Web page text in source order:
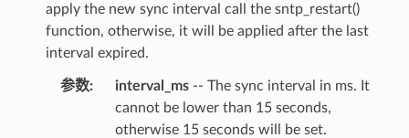
apply the new sync interval call the sntp_restart()
function, otherwise, it will be applied after the last
interval expired.
参数 interval_ms-- The sync interval in ms. It
cannot be lower than 15 seconds,
otherwise 15 seconds will be set.